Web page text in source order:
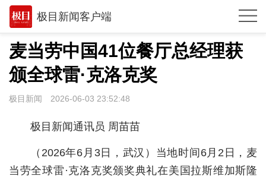
极目新闻客户端
推荐
观点
时政
世相
麦当劳中国41位餐厅总经理获
颁全球雷·克洛克奖
极目新闻 2026-06-03 23:52:48
极目新闻通讯员 周苗苗
（2026年6月3日，武汉）当地时间6月2日，麦
当劳全球雷·克洛克奖颁奖典礼在美国拉斯维加斯隆